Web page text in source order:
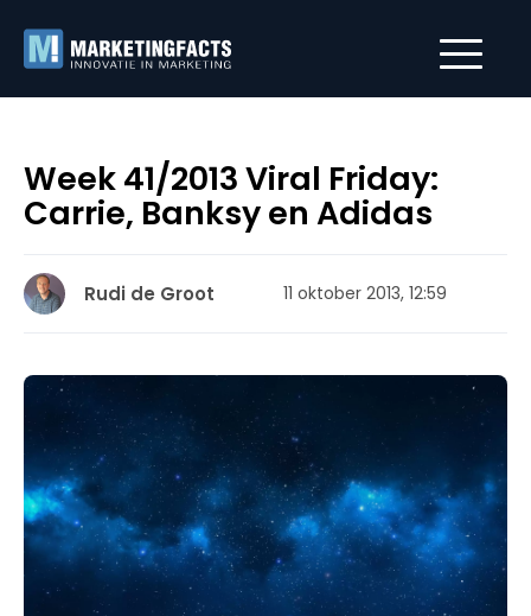
Week 41/2013 Viral Friday:
Carrie, Banksy en Adidas
Rudi de Groot 11 oktober 2013, 12:59